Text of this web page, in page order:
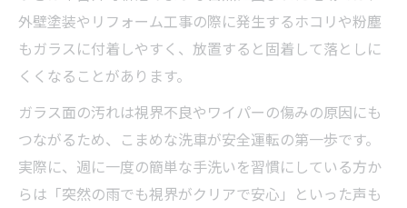
外壁塗装やリフォーム工事の際に発生するホコリや粉塵
もガラスに付着しやすく、放置すると固着して落としに
くくなることがあります。
ガラス面の汚れは視界不良やワイパーの傷みの原因にも
つながるため、こまめな洗車が安全運転の第一歩です。
実際に、週に一度の簡単な手洗いを習慣にしている方か
らは「突然の雨でも視界がクリアで安心」といった声も